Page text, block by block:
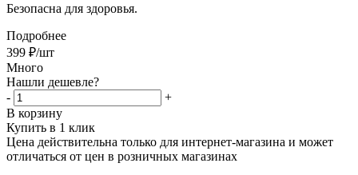
Безопасна для здоровья.
Подробнее
399 ₽/шт
Много
Нашли дешевле?
-
+
В корзину
Купить в 1 клик
Цена действительна только для интернет-магазина и может
отличаться от цен в розничных магазинах